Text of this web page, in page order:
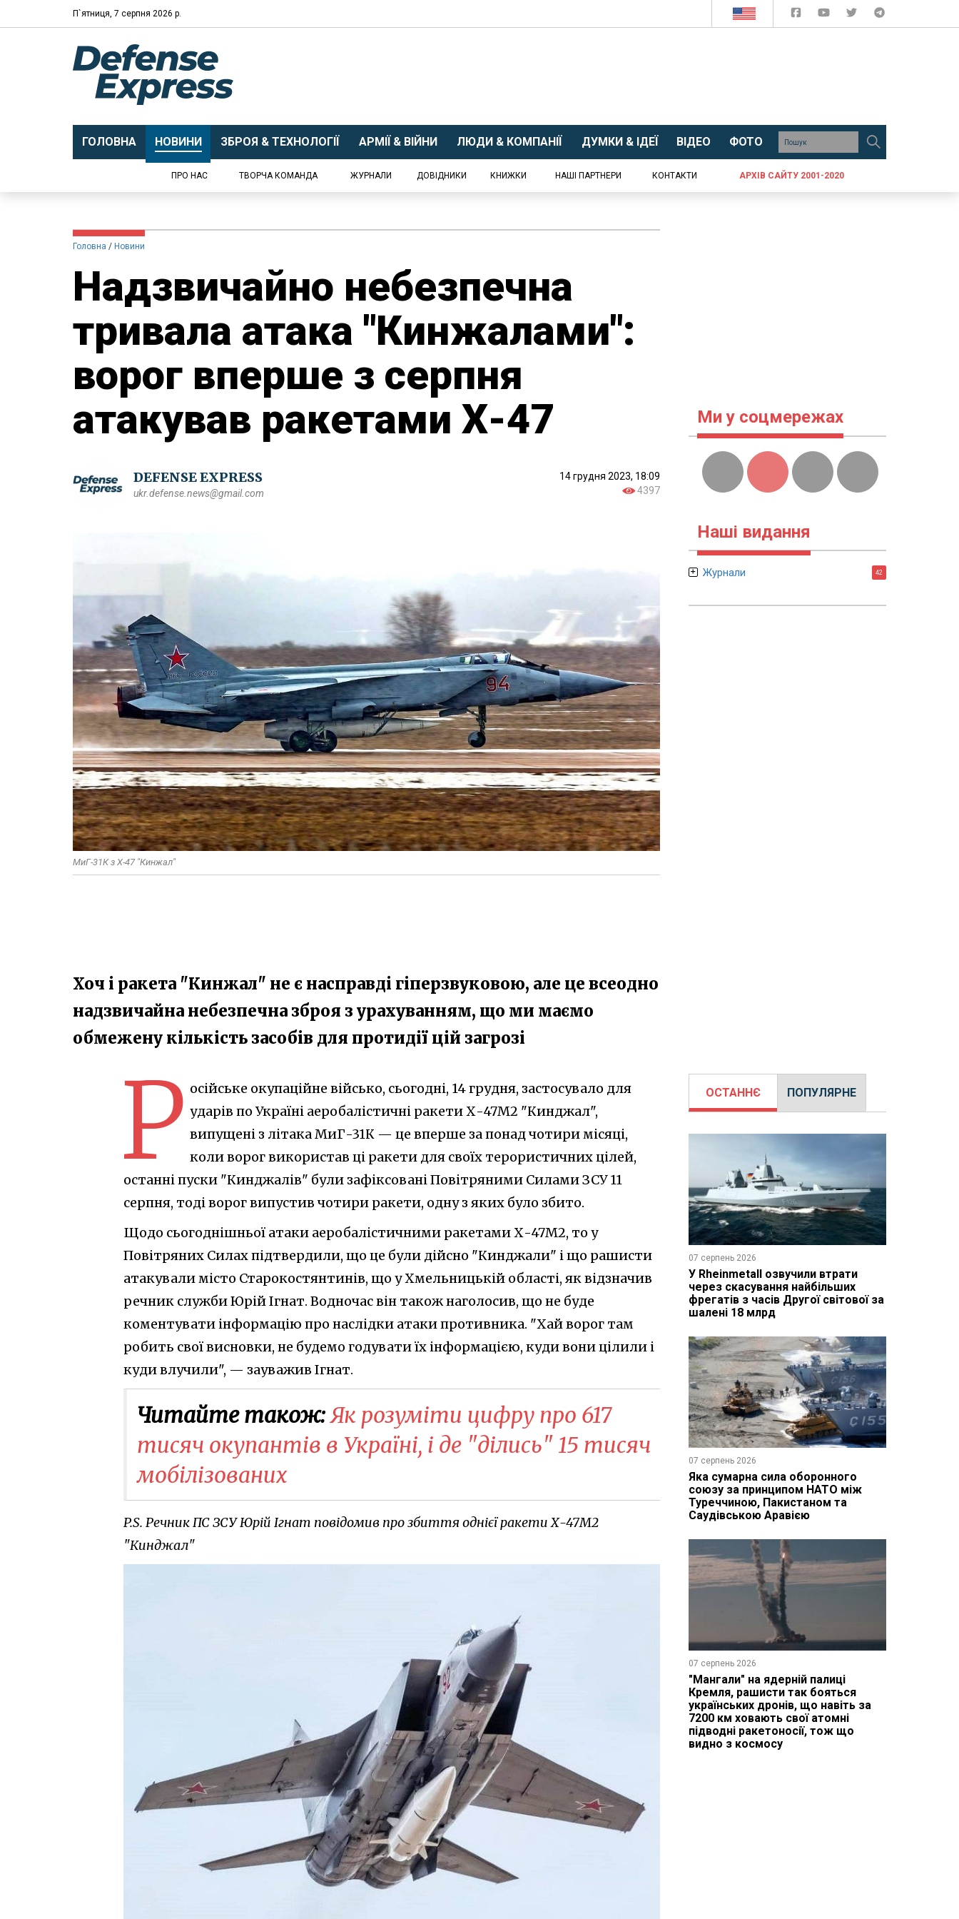
П`ятниця, 7 серпня 2026 р.
ГОЛОВНА НОВИНИ ЗБРОЯ & ТЕХНОЛОГІЇ АРМІЇ & ВІЙНИ ЛЮДИ & КОМПАНІЇ ДУМКИ & ІДЕЇ ВІДЕО ФОТО
ПРО НАС ТВОРЧА КОМАНДА ЖУРНАЛИ ДОВІДНИКИ КНИЖКИ НАШІ ПАРТНЕРИ КОНТАКТИ АРХІВ САЙТУ 2001-2020
Головна Новини
Надзвичайно небезпечна
тривала атака "Кинжалами":
ворог вперше з серпня
атакував ракетами Х-47
DEFENSE EXPRESS
ukr.defense.news@gmail.com
14 грудня 2023, 18:09
4397
МиГ-31К з Х-47 "Кинжал"
Хоч і ракета "Кинжал" не є насправді гіперзвуковою, але це всеодно
надзвичайна небезпечна зброя з урахуванням, що ми маємо
обмежену кількість засобів для протидії цій загрозі
Р осійське окупаційне військо, сьогодні, 14 грудня, застосувало для
ударів по Україні аеробалістичні ракети Х-47М2 "Кинджал",
випущені з літака МиГ-31К — це вперше за понад чотири місяці,
коли ворог використав ці ракети для своїх терористичних цілей,
останні пуски "Кинджалів" були зафіксовані Повітряними Силами ЗСУ 11
серпня, тоді ворог випустив чотири ракети, одну з яких було збито.
Щодо сьогоднішньої атаки аеробалістичними ракетами Х-47М2, то у
Повітряних Силах підтвердили, що це були дійсно "Кинджали" і що рашисти
атакували місто Старокостянтинів, що у Хмельницькій області, як відзначив
речник служби Юрій Ігнат. Водночас він також наголосив, що не буде
коментувати інформацію про наслідки атаки противника. "Хай ворог там
робить свої висновки, не будемо годувати їх інформацією, куди вони цілили і
куди влучили", — зауважив Ігнат.
Читайте також:Як розуміти цифру про 617
тисяч окупантів в Україні, і де "ділись" 15 тисяч
мобілізованих
P.S. Речник ПС ЗСУ Юрій Ігнат повідомив про збиття однієї ракети Х-47М2
"Кинджал"
Ми у соцмережах
Наші видання
Журнали 42
ОСТАННЄ ПОПУЛЯРНЕ
07 серпень 2026
У Rheinmetall озвучили втрати
через скасування найбільших
фрегатів з часів Другої світової за
шалені 18 млрд
07 серпень 2026
Яка сумарна сила оборонного
союзу за принципом НАТО між
Туреччиною, Пакистаном та
Саудівською Аравією
07 серпень 2026
"Мангали" на ядерній палиці
Кремля, рашисти так бояться
українських дронів, що навіть за
7200 км ховають свої атомні
підводні ракетоносії, тож що
видно з космосу